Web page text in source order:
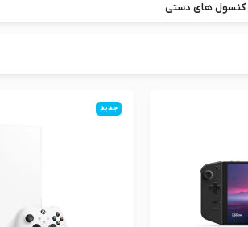
کنسول های دستی
جدید